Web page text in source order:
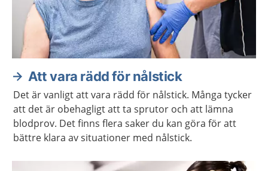
Att vara rädd för nålstick
Det är vanligt att vara rädd för nålstick. Många tycker
att det är obehagligt att ta sprutor och att lämna
blodprov. Det finns flera saker du kan göra för att
bättre klara av situationer med nålstick.